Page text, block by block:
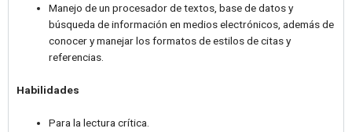
Manejo de un procesador de textos, base de datos y
búsqueda de información en medios electrónicos, además de
conocer y manejar los formatos de estilos de citas y
referencias.
Habilidades
Para la lectura crítica.